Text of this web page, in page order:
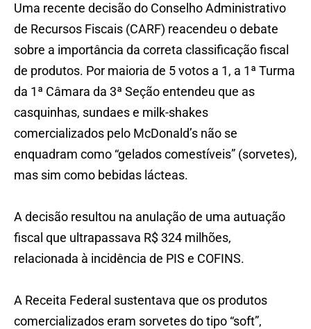
Uma recente decisão do Conselho Administrativo
de Recursos Fiscais (CARF) reacendeu o debate
sobre a importância da correta classificação fiscal
de produtos. Por maioria de 5 votos a 1, a 1ª Turma
da 1ª Câmara da 3ª Seção entendeu que as
casquinhas, sundaes e milk-shakes
comercializados pelo McDonald’s não se
enquadram como “gelados comestíveis” (sorvetes),
mas sim como bebidas lácteas.
A decisão resultou na anulação de uma autuação
fiscal que ultrapassava R$ 324 milhões,
relacionada à incidência de PIS e COFINS.
A Receita Federal sustentava que os produtos
comercializados eram sorvetes do tipo “soft”,